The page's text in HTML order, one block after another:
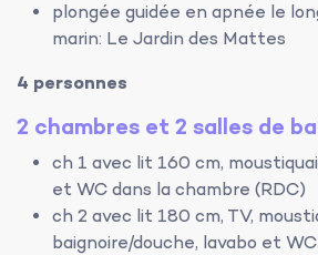
plongée guidée en apnée le
marin: Le Jardin des Mattes
4 personnes
2 chambres et 2 salles de
ch 1 avec lit 160 cm,
et WC dans la chambre (RDC)
ch 2 avec lit 180 cm, TV,
baignoire/douche, lavabo et